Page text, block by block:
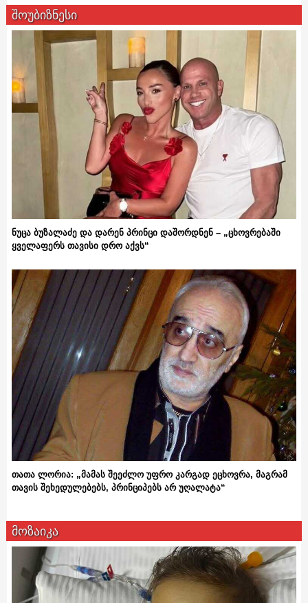
შოუბიზნესი
ნუცა ბუზალაძე და დარენ პრინცი დაშორდნენ – „ცხოვრებაში
ყველაფერს თავისი დრო აქვს“
თათა ლორია: „მამას შეეძლო უფრო კარგად ეცხოვრა, მაგრამ
თავის შეხედულებებს, პრინციპებს არ უღალატა“
მოზაიკა